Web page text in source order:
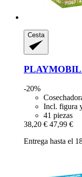
Cesta
PLAYMOBIL
-20%
Incl. figura
41 piezas
38,20 € 47,99 €
Entrega hasta el